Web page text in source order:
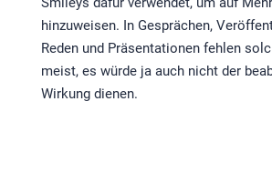
hinzuweisen. In Gesprächen,
Reden und Präsentationen fehlen
meist, es würde ja auch nicht der
Wirkung dienen.